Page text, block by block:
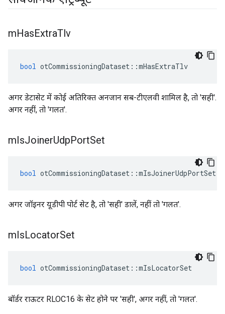
mHasExtraTlv
bool otCommissioningDataset ::mHasExtraTlv
अगर डेटासेट में कोई अतिरिक्त अनजान सब-टीएलवी शामिल है, तो 'सही'.
अगर नहीं, तो 'गलत'.
mIsJoinerUdpPortSet
bool otCommissioningDataset ::mIsJoinerUdpPortSet
अगर जॉइनर यूडीपी पोर्ट सेट है, तो 'सही' डालें, नहीं तो 'गलत'.
mIsLocatorSet
bool otCommissioningDataset ::mIsLocatorSet
बॉर्डर राऊटर RLOC16 के सेट होने पर 'सही', अगर नहीं, तो 'गलत'.